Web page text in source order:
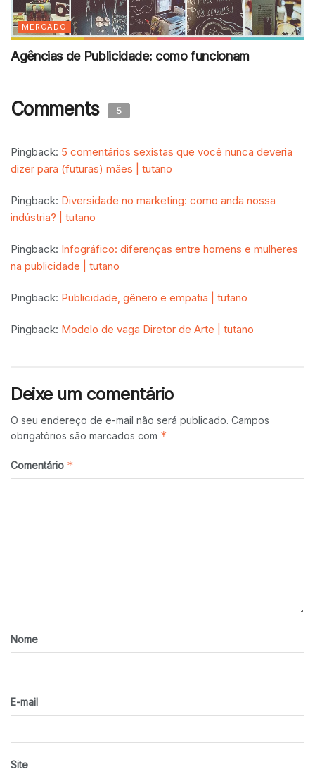
MERCADO
Agências de Publicidade: como funcionam
Comments 5
Pingback: 5 comentários sexistas que você nunca deveria
dizer para (futuras) mães | tutano
Pingback: Diversidade no marketing: como anda nossa
indústria? | tutano
Pingback: Infográfico: diferenças entre homens e mulheres
na publicidade | tutano
Pingback: Publicidade, gênero e empatia | tutano
Pingback: Modelo de vaga Diretor de Arte | tutano
Deixe um comentário
O seu endereço de e-mail não será publicado. Campos
obrigatórios são marcados com *
Comentário *
Nome
E-mail
Site